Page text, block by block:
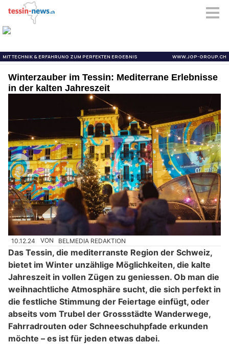
Winterzauber im Tessin: Mediterrane Erlebnisse
in der kalten Jahreszeit
10.12.24 VON BELMEDIA REDAKTION
Das Tessin, die mediterranste Region der Schweiz,
bietet im Winter unzählige Möglichkeiten, die kalte
Jahreszeit in vollen Zügen zu geniessen. Ob man die
weihnachtliche Atmosphäre sucht, die sich perfekt in
die festliche Stimmung der Feiertage einfügt, oder
abseits vom Trubel der Grossstädte Wanderwege,
Fahrradrouten oder Schneeschuhpfade erkunden
möchte – es ist für jeden etwas dabei.